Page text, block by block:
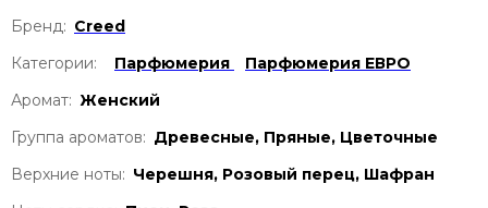
Бренд: Creed
Категории:
Парфюмерия
Парфюмерия ЕВРО
Аромат: Женский
Группа ароматов: Древесные, Пряные, Цветочные
Верхние ноты: Черешня, Розовый перец, Шафран